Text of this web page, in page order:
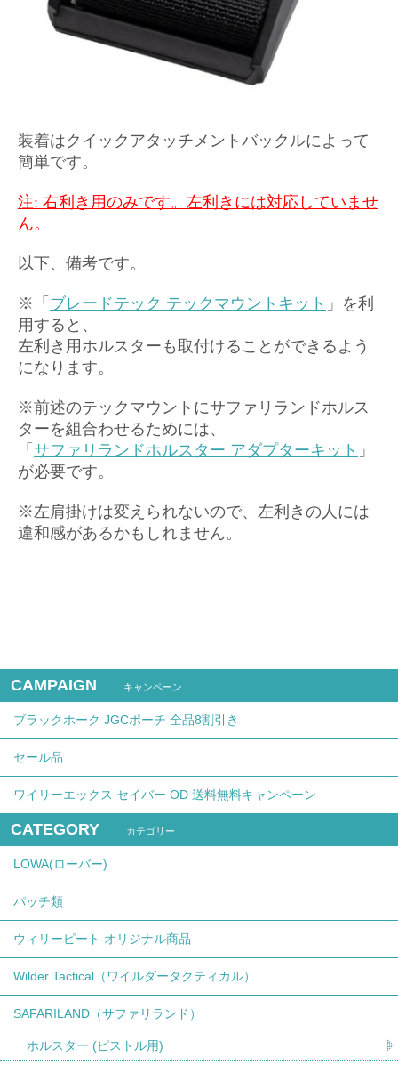
装着はクイックアタッチメントバックルによって
簡単です。
注: 右利き用のみです。左利きには対応していませ
ん。
以下、備考です。
※「 ブレードテック テックマウントキット 」を利
用すると、
左利き用ホルスターも取付けることができるよう
になります。
※前述のテックマウントにサファリランドホルス
ターを組合わせるためには、
「 サファリランドホルスター アダプターキット 」
が必要です。
※左肩掛けは変えられないので、左利きの人には
違和感があるかもしれません。
CAMPAIGN キャンペーン
ブラックホーク JGCポーチ 全品8割引き
セール品
ワイリーエックス セイバー OD 送料無料キャンペーン
CATEGORY カテゴリー
LOWA(ローバー)
パッチ類
ウィリーピート オリジナル商品
Wilder Tactical（ワイルダータクティカル）
SAFARILAND（サファリランド）
ホルスター (ピストル用)